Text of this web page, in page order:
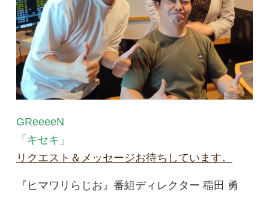
GReeeeN
「キセキ」
リクエスト＆メッセージお待ちしています。
『ヒマワリらじお』番組ディレクター 稲田 勇